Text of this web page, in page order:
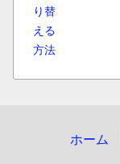
り替
える
方法
ホーム